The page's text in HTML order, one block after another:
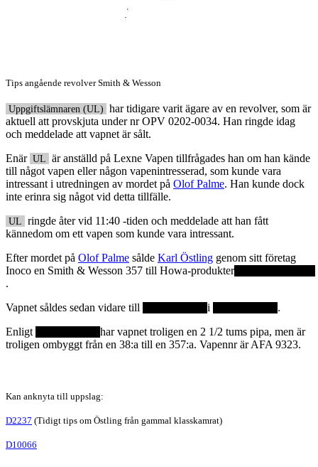
Tips angående revolver Smith & Wesson
Uppgiftslämnaren (UL) har tidigare varit ägare av en revolver, som är
aktuell att provskjuta under nr OPV 0202-0034. Han ringde idag
och meddelade att vapnet är sålt.
Enär UL är anställd på Lexne Vapen tillfrågades han om han kände
till något vapen eller någon vapenintresserad, som kunde vara
intressant i utredningen av mordet på Olof Palme. Han kunde dock
inte erinra sig något vid detta tillfälle.
UL ringde åter vid 11:40 -tiden och meddelade att han fått
kännedom om ett vapen som kunde vara intressant.
Efter mordet på Olof Palme sålde Karl Östling genom sitt företag
Inoco en Smith & Wesson 357 till Howa-produkter
.
Vapnet såldes sedan vidare till
i
.
Enligt
har vapnet troligen en 2 1/2 tums pipa, men är
troligen ombyggt från en 38:a till en 357:a. Vapennr är AFA 9323.
Kan anknyta till uppslag:
D2237 (Tidigt tips om Östling från gammal klasskamrat)
D10066